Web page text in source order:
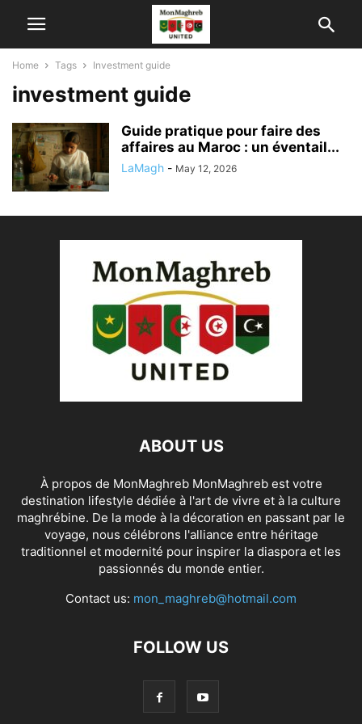
Home Tags Investment guide
investment guide
Guide pratique pour faire des
affaires au Maroc : un éventail...
LaMagh - May 12, 2026
ABOUT US
À propos de MonMaghreb MonMaghreb est votre
destination lifestyle dédiée à l'art de vivre et à la culture
maghrébine. De la mode à la décoration en passant par le
voyage, nous célébrons l'alliance entre héritage
traditionnel et modernité pour inspirer la diaspora et les
passionnés du monde entier.
Contact us: mon_maghreb@hotmail.com
FOLLOW US